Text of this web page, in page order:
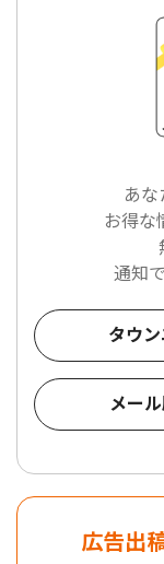
あな
お得な
通知
タウ
メー
広告出